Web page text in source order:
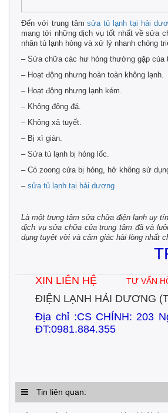
Đến với trung tâmsửa tủ lạnh tại hải
mang tới những dịch vụ tốt nhất về sửa
nhân tủ lạnh hỏng và xử lý nhanh chóng
– Sửa chữa các hư hỏng thường gặp của
– Hoạt động nhưng hoàn toàn không lạnh.
– Hoạt động nhưng lạnh kém.
– Không đông đá.
– Không xả tuyết.
– Bị xì giàn.
– Sửa tủ lạnh bị hỏng lốc.
– Có zoong cửa bị hỏng, hở không sử
– sửa tủ lạnh tại hải dương
Là một trung tâm sửa chữa điện lạnh uy
dịch vụ sửa chữa của trung tâm đã và
dụng tuyệt vời và cảm giác hài lòng nhất
XIN LIÊN HỆ TƯ VẤN
ĐIỆN LẠNH HẢI DƯƠNG (
Địa chỉ :CS CHÍNH: 203
ĐT:0981.884.355
Tin liên quan: